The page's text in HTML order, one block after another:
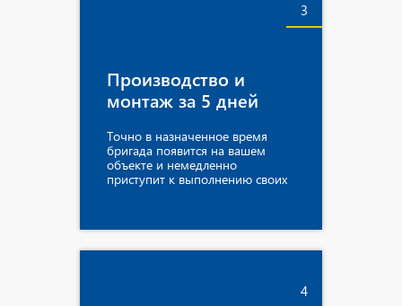
3
Производство и
монтаж за 5 дней
Точно в назначенное время
бригада появится на вашем
объекте и немедленно
приступит к выполнению своих
4